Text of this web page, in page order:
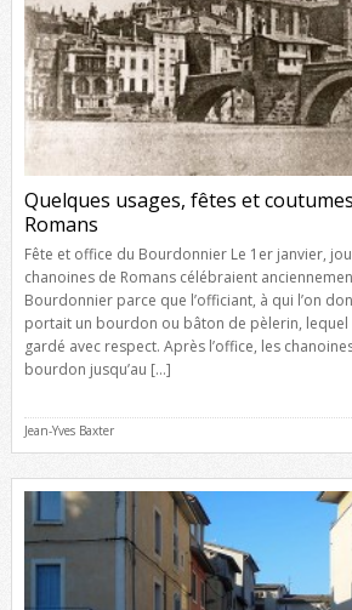
Quelques usages, fêtes et
Romans
Fête et office du Bourdonnier Le 1er janvier,
chanoines de Romans célébraient
Bourdonnier parce que l’officiant, à qui l’on
portait un bourdon ou bâton de pèlerin,
gardé avec respect. Après l’office, les
bourdon jusqu’au […]
Jean-Yves Baxter